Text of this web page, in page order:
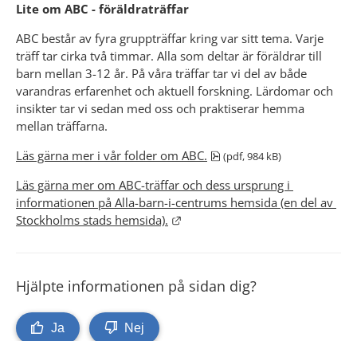
Lite om ABC - föräldraträffar
ABC består av fyra gruppträffar kring var sitt tema. Varje
träff tar cirka två timmar. Alla som deltar är föräldrar till
barn mellan 3-12 år. På våra träffar tar vi del av både
varandras erfarenhet och aktuell forskning. Lärdomar och
insikter tar vi sedan med oss och praktiserar hemma
mellan träffarna.
Läs gärna mer i vår folder om ABC.
pdf, 984 kB.
(pdf, 984 kB)
Läs gärna mer om ABC-träffar och dess ursprung i
informationen på Alla-barn-i-centrums hemsida (en del av
Stockholms stads hemsida).
Länk till annan webbplats.
Hjälpte informationen på sidan dig?
Ja Nej